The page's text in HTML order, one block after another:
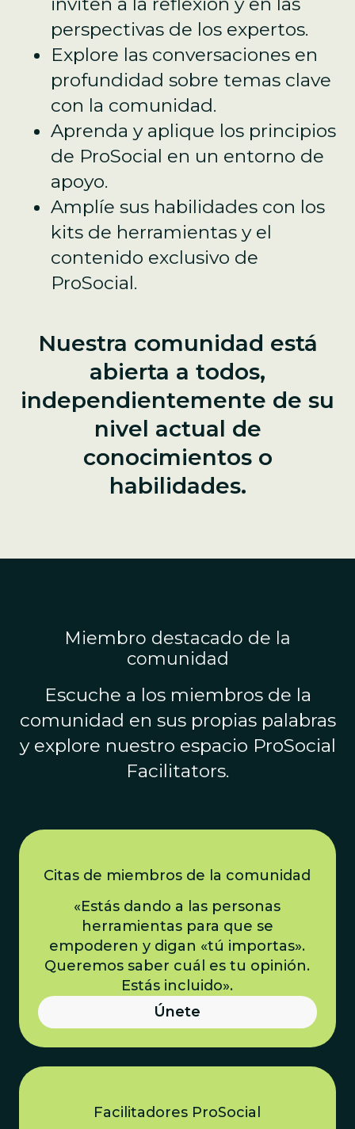
perspectivas de los expertos.
Explore las conversaciones en
profundidad sobre temas clave
con la comunidad.
Aprenda y aplique los principios
de ProSocial en un entorno de
apoyo.
Amplíe sus habilidades con los
kits de herramientas y el
contenido exclusivo de
ProSocial.
Nuestra comunidad está
abierta a todos,
independientemente de su
nivel actual de
conocimientos o
habilidades.
Miembro destacado de la
comunidad
Escuche a los miembros de la
comunidad en sus propias palabras
y explore nuestro espacio ProSocial
Facilitators.
Citas de miembros de la comunidad
«Estás dando a las personas
herramientas para que se
empoderen y digan «tú importas».
Queremos saber cuál es tu opinión.
Estás incluido».
Únete
Facilitadores ProSocial